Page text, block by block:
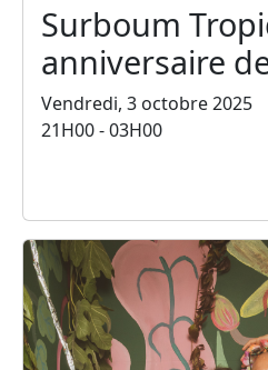
Surboum
anniversaire
Vendredi, 3 octobre 2025
21H00 - 03H00